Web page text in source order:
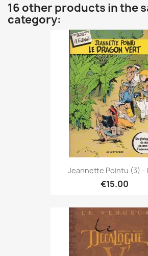
16 other products in the
category:
Jeannette Pointu (3) -
€15.00